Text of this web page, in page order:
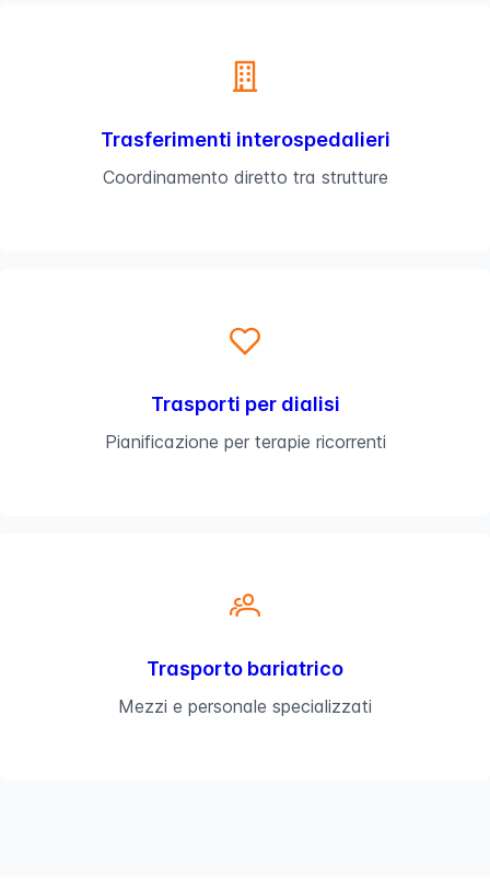
Trasferimenti interospedalieri
Coordinamento diretto tra strutture
Trasporti per dialisi
Pianificazione per terapie ricorrenti
Trasporto bariatrico
Mezzi e personale specializzati